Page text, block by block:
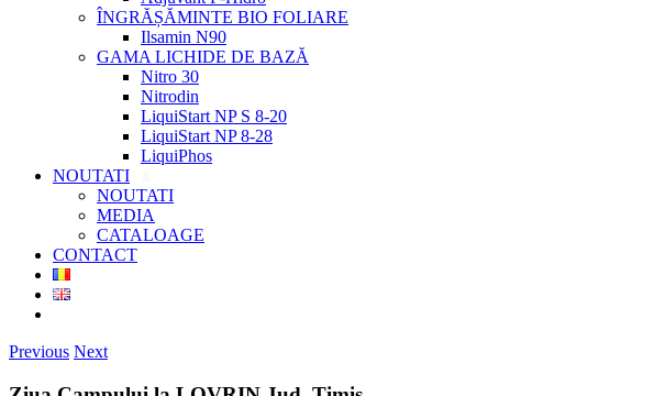
ÎNGRĂȘĂMINTE BIO FOLIARE
Ilsamin N90
GAMA LICHIDE DE BAZĂ
Nitro 30
Nitrodin
LiquiStart NP S 8-20
LiquiStart NP 8-28
LiquiPhos
NOUTATI
NOUTATI
MEDIA
CATALOAGE
CONTACT
Previous Next